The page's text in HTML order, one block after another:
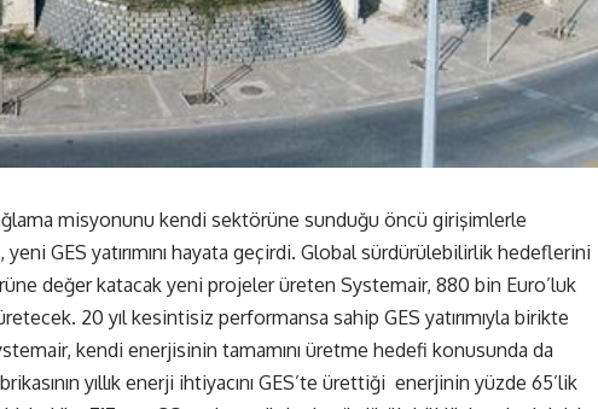
misyonunu kendi sektörüne sunduğu öncü girişimlerle
GES yatırımını hayata geçirdi. Global sürdürülebilirlik hedeflerini
değer katacak yeni projeler üreten Systemair, 880 bin Euro’luk
20 yıl kesintisiz performansa sahip GES yatırımıyla birikte
kendi enerjisinin tamamını üretme hedefi konusunda da
yıllık enerji ihtiyacını GES’te ürettiği enerjinin yüzde 65’lik